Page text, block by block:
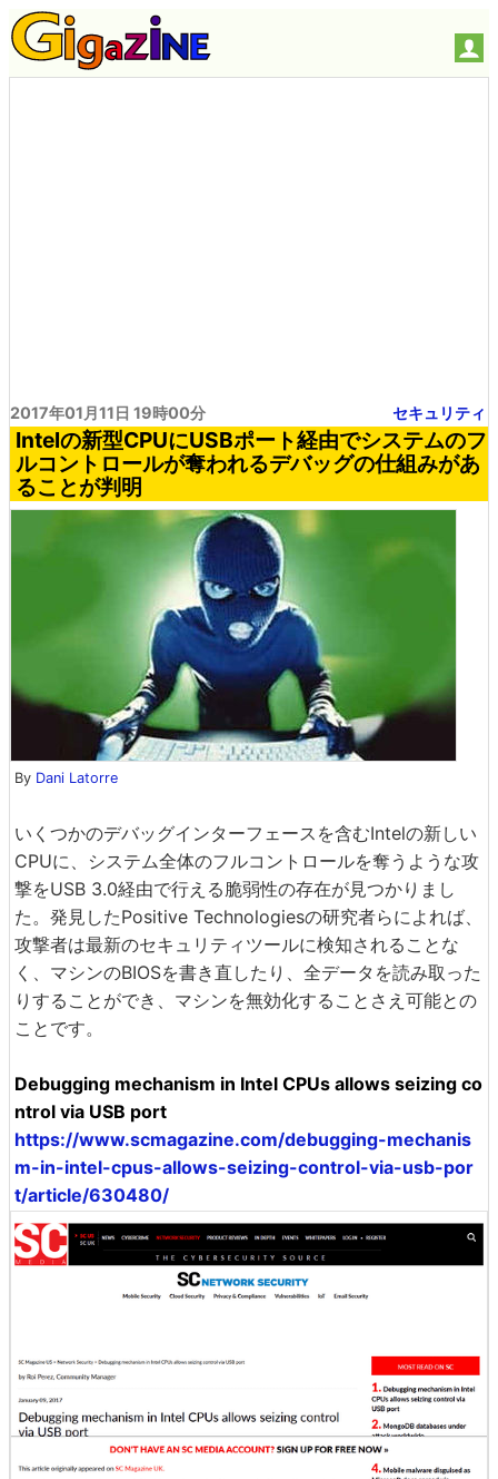
2017年01月11日 19時00分 セキュリティ
Intelの新型CPUにUSBポート経由でシステムのフ
ルコントロールが奪われるデバッグの仕組みがあ
ることが判明
By Dani Latorre
いくつかのデバッグインターフェースを含むIntelの新しい
CPUに、システム全体のフルコントロールを奪うような攻
撃をUSB 3.0経由で行える脆弱性の存在が見つかりまし
た。発見したPositive Technologiesの研究者らによれば、
攻撃者は最新のセキュリティツールに検知されることな
く、マシンのBIOSを書き直したり、全データを読み取った
りすることができ、マシンを無効化することさえ可能との
ことです。
Debugging mechanism in Intel CPUs allows seizing co
ntrol via USB port
https://www.scmagazine.com/debugging-mechanis
m-in-intel-cpus-allows-seizing-control-via-usb-por
t/article/630480/